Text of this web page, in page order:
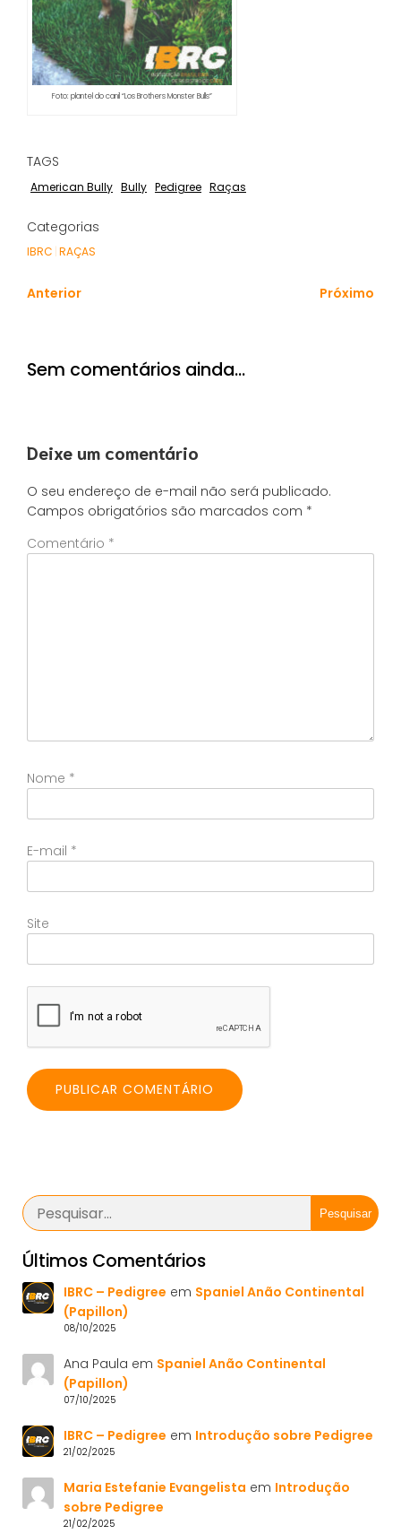
Foto: plantel do canil “Los Brothers Monster Bulls”
TAGS
American Bully Bully Pedigree Raças
Categorias
IBRC RAÇAS
Anterior Próximo
Sem comentários ainda…
Deixe um comentário
O seu endereço de e-mail não será publicado.
Campos obrigatórios são marcados com *
Comentário *
Nome *
E-mail *
Site
Pesquisar
Últimos Comentários
IBRC – Pedigree em Spaniel Anão Continental
(Papillon)
08/10/2025
Ana Paula em Spaniel Anão Continental
(Papillon)
07/10/2025
IBRC – Pedigree em Introdução sobre Pedigree
21/02/2025
Maria Estefanie Evangelista em Introdução
sobre Pedigree
21/02/2025